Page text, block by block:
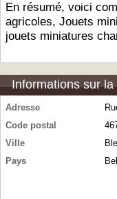
En résumé, voici
agricoles, Jouets
jouets miniatures
Informations sur
Adresse
Code postal
Ville
Pays